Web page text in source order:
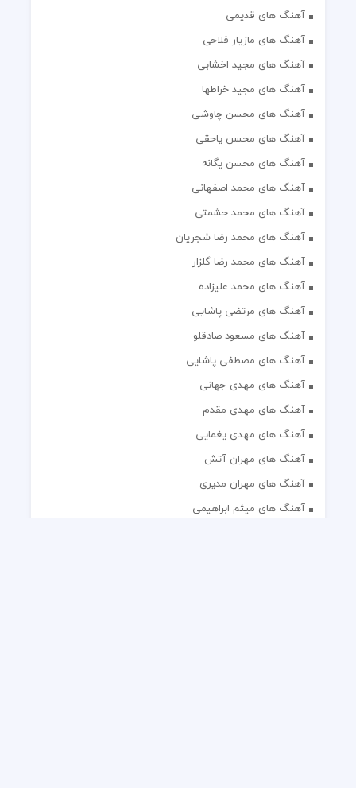
آهنگ های قدیمی
آهنگ های مازیار فلاحی
آهنگ های مجید اخشابی
آهنگ های مجید خراطها
آهنگ های محسن چاوشی
آهنگ های محسن یاحقی
آهنگ های محسن یگانه
آهنگ های محمد اصفهانی
آهنگ های محمد حشمتی
آهنگ های محمد رضا شجریان
آهنگ های محمد رضا گلزار
آهنگ های محمد علیزاده
آهنگ های مرتضی پاشایی
آهنگ های مسعود صادقلو
آهنگ های مصطفی پاشایی
آهنگ های مهدی جهانی
آهنگ های مهدی مقدم
آهنگ های مهدی یغمایی
آهنگ های مهران آتش
آهنگ های مهران مدیری
آهنگ های میثم ابراهیمی